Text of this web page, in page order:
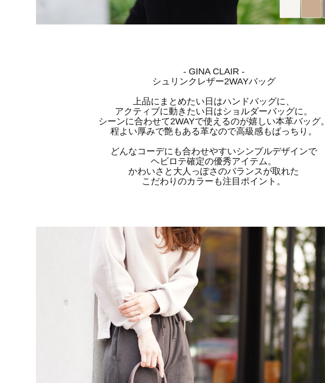
- GINA CLAIR -
シュリンクレザー2WAYバッグ
上品にまとめたい日はハンドバッグに、
アクティブに動きたい日はショルダーバッグに。
シーンに合わせて2WAYで使えるのが嬉しい本革バッグ。
程よい厚みで艶もある革なので高級感もばっちり。
どんなコーデにも合わせやすいシンプルデザインで
ヘビロテ確定の優秀アイテム。
かわいさと大人っぽさのバランスが取れた
こだわりのカラーも注目ポイント。